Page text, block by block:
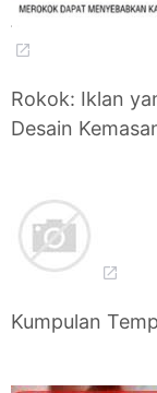
Rokok: Iklan
Desain
Kumpulan